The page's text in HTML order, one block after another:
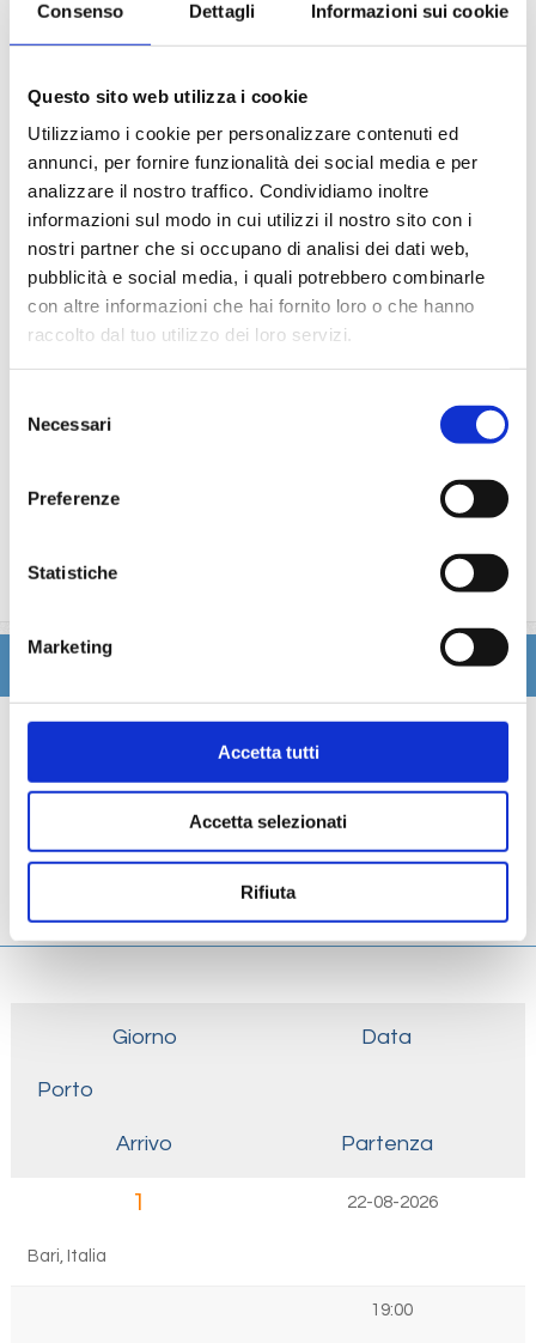
Consenso Dettagli Informazioni sui cookie
Questo sito web utilizza i cookie
Utilizziamo i cookie per personalizzare contenuti ed
annunci, per fornire funzionalità dei social media e per
analizzare il nostro traffico. Condividiamo inoltre
informazioni sul modo in cui utilizzi il nostro sito con i
nostri partner che si occupano di analisi dei dati web,
pubblicità e social media, i quali potrebbero combinarle
con altre informazioni che hai fornito loro o che hanno
raccolto dal tuo utilizzo dei loro servizi.
delNecessari
Preferenze
Statistiche
Marketing
Accetta tutti
Accetta selezionati
Rifiuta
Le quote di servizio (mance)
Il trattamento di pensione completa a bordo (colazione,
Bevande a dispenser, serata di Gala con menù
La partecipazione a tutte le attività di animazione
(giochi, concorsi, tornei, feste, serate a tema).
Gli spettacoli musicali o di cabaret nel teatro di bordo, i
balli e le feste in programma tutte le sere durante la
crociera.
L'utilizzo di tutte le attrezzature della nave: piscine,
lettini, teli mare, palestra, vasche idromassaggio,
biblioteca, discoteca.
Le bevande, le escursioni a terra nel corso della crociera,
Tasse portuali
trattamenti estetici, medico, navigazione internet,
lavanderia).
Scheda tecnica
Galleria
Cabine
Ponti
Giorno Data
Porto
Arrivo Partenza
1 22-08-2026
Bari, Italia
19:00